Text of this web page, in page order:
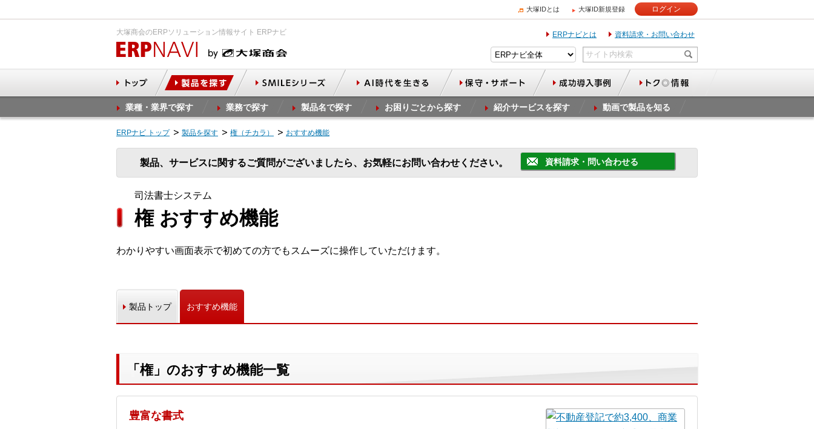
大塚IDとは 大塚ID新規登録 ログイン
大塚商会のERPソリューション情報サイト ERPナビ ERPナビとは 資料請求・お問い合わせ
業種・業界で探す 業務で探す 製品名で探す お困りごとから探す 紹介サービスを探す 動画で製品を知る
ERPナビ トップ 製品を探す 権（チカラ） おすすめ機能
製品、サービスに関するご質問がございましたら、お気軽にお問い合わせください。 資料請求・問い合わせる
司法書士システム
権 おすすめ機能
わかりやすい画面表示で初めての方でもスムーズに操作していただけます。
製品トップ おすすめ機能
「権」のおすすめ機能一覧
豊富な書式